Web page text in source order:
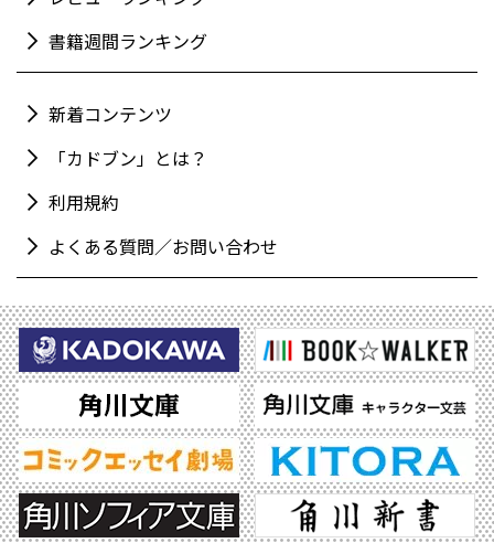
書籍週間ランキング
新着コンテンツ
「カドブン」とは？
利用規約
よくある質問／お問い合わせ